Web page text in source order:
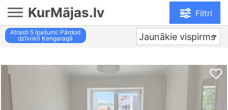
KurMājas.lv Filtri
Atrasti 5īpašumi: Pārdod
dzīvokli Ķengaragā
Jaunākie vispirms